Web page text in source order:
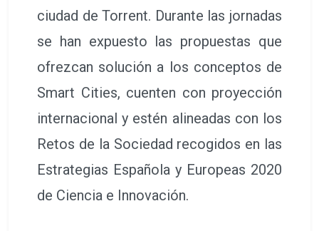
ciudad de Torrent. Durante las jornadas
se han expuesto las propuestas que
ofrezcan solución a los conceptos de
Smart Cities, cuenten con proyección
internacional y estén alineadas con los
Retos de la Sociedad recogidos en las
Estrategias Española y Europeas 2020
de Ciencia e Innovación.